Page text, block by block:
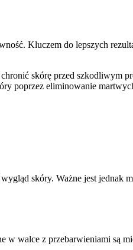
Kluczem do lepszych
skórę przed szkodliwym
poprzez eliminowanie
skóry. Ważne jest jednak
w walce z przebarwieniami są